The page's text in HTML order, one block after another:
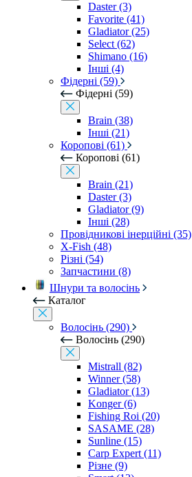
Daster (3)
Favorite (41)
Gladiator (25)
Select (62)
Shimano (16)
Інші (4)
Фідерні (59)
Фідерні (59)
Brain (38)
Інші (21)
Коропові (61)
Коропові (61)
Brain (21)
Daster (3)
Gladiator (9)
Інші (28)
Провідникові інерційні (35)
X-Fish (48)
Різні (54)
Запчастини (8)
Шнури та волосінь
Каталог
Волосінь (290)
Волосінь (290)
Mistrall (82)
Winner (58)
Gladiator (13)
Konger (6)
Fishing Roi (20)
SASAME (28)
Sunline (15)
Carp Expert (11)
Різне (9)